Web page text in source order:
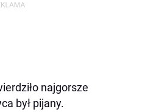
najgorsze
był pijany.